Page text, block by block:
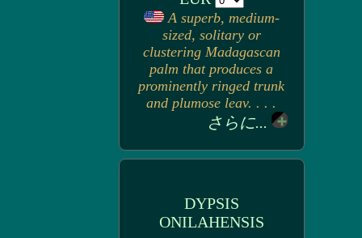
A superb, medium-
sized, solitary or
clustering Madagascan
palm that produces a
prominently ringed trunk
and plumose leav. . . .
さらに...
DYPSIS
ONILAHENSIS